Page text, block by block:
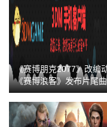
《赛博朋克2077》改编
《赛博浪客》发布片尾曲